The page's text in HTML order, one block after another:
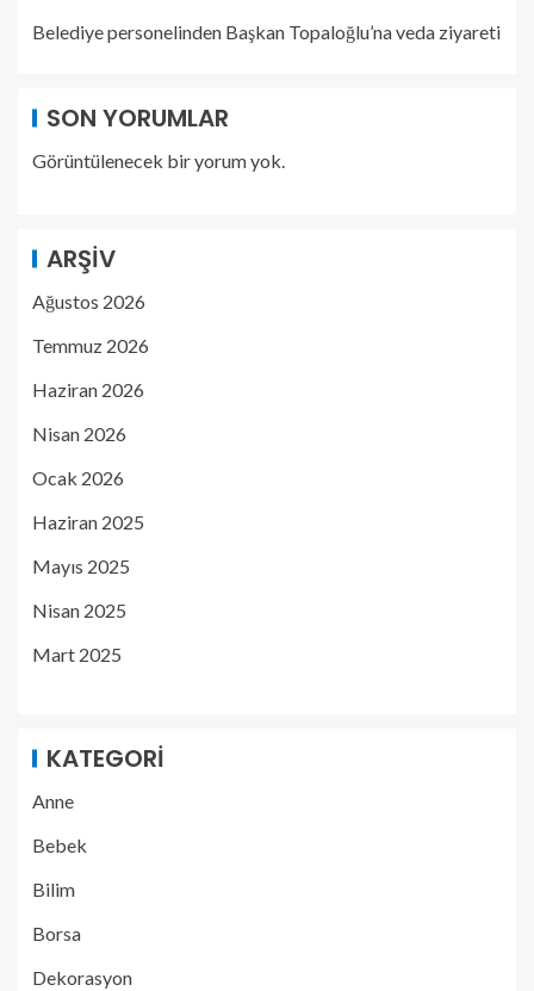
Belediye personelinden Başkan Topaloğlu’na veda ziyareti
SON YORUMLAR
Görüntülenecek bir yorum yok.
ARŞIV
Ağustos 2026
Temmuz 2026
Haziran 2026
Nisan 2026
Ocak 2026
Haziran 2025
Mayıs 2025
Nisan 2025
Mart 2025
KATEGORI
Anne
Bebek
Bilim
Borsa
Dekorasyon